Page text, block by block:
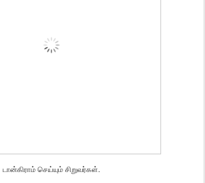
டான்கிராம் செய்யும் சிறுவர்கள்.